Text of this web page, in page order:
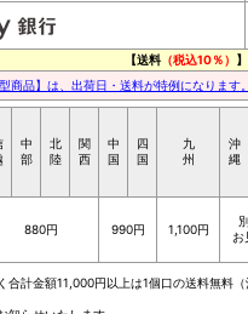
【送料 （税込10％） 】
商品】は、出荷日・送料が特例になりま
中
部
北
陸
関
西
中
国
四
国
九
州
沖
縄
880円 990円 1,100円
お
計金額11,000円以上は1個口の送料無料（